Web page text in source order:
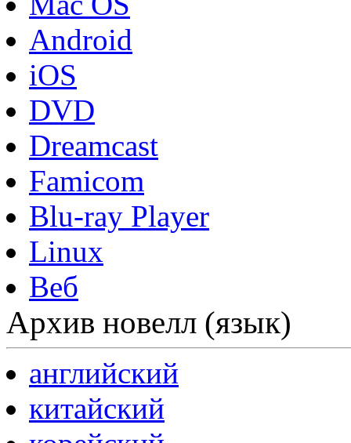
Android
iOS
DVD
Dreamcast
Famicom
Blu-ray Player
Linux
Веб
Архив новелл (язык)
английский
китайский